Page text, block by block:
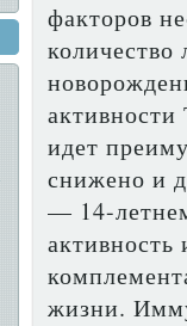
факторов
идет
снижено и
— 14-
жизни.